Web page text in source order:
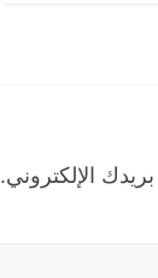
الإلكتروني.